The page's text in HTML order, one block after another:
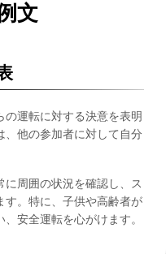
文
運転に対する決意を表明
、他の参加者に対して自分
周囲の状況を確認し、ス
す。特に、子供や高齢者が
安全運転を心がけます。